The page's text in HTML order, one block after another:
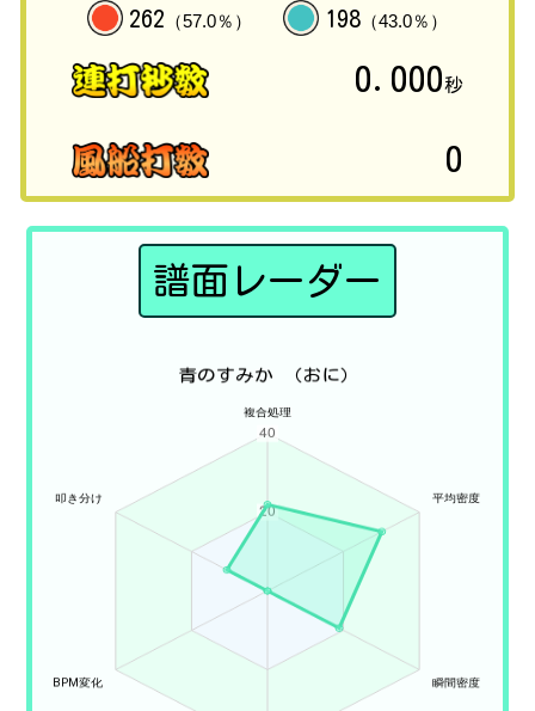
262 （57.0％） 198（43.0％）
0.000秒
0
譜面レーダー